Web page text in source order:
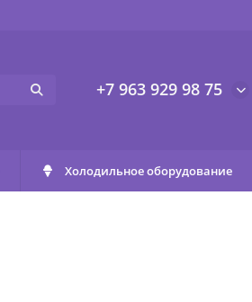
+7 963 929 98 75
Холодильное оборудование